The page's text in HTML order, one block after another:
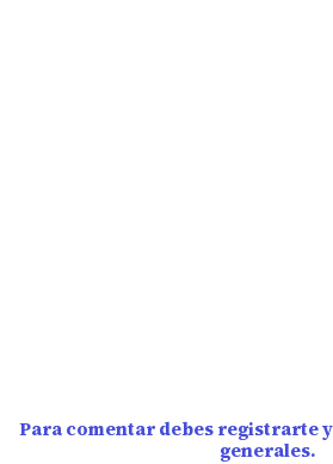
Para comentar debes registrarte
generales.